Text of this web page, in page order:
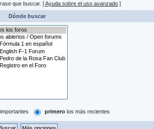
que buscar. [Ayuda sobre el uso avanzado ]
Dónde buscar
primerolos más recientes